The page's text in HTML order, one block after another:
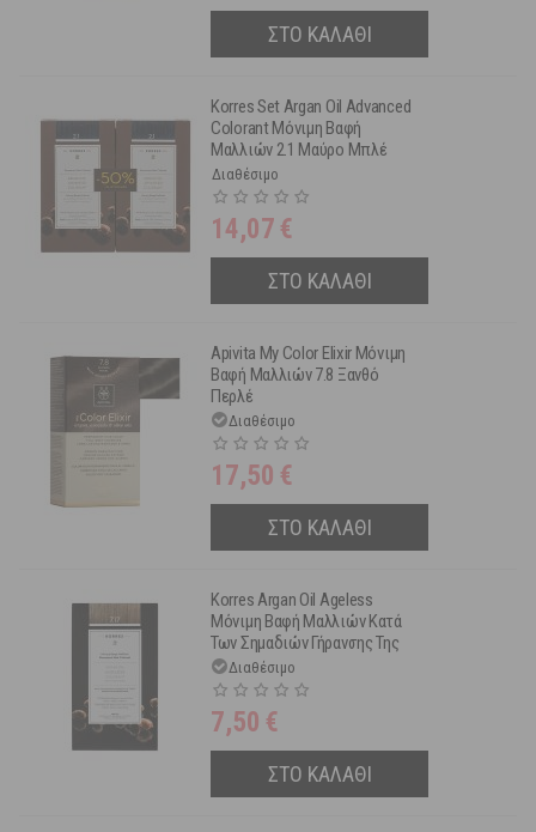
ΣΤΟ ΚΑΛΑΘΙ
Korres Set Argan Oil Advanced
Colorant Μόνιμη Βαφή
Μαλλιών 2.1 Μαύρο Μπλέ
2τμχ -50% Στη 2η Βαφή
Διαθέσιμο
14,07 €
ΣΤΟ ΚΑΛΑΘΙ
Apivita My Color Elixir Μόνιμη
Βαφή Μαλλιών 7.8 Ξανθό
Περλέ
Διαθέσιμο
17,50 €
ΣΤΟ ΚΑΛΑΘΙ
Korres Argan Oil Ageless
Μόνιμη Βαφή Μαλλιών Κατά
Των Σημαδιών Γήρανσης Της
Τρίχας 7.17 Ξανθό Μπεζ
Διαθέσιμο
7,50 €
ΣΤΟ ΚΑΛΑΘΙ